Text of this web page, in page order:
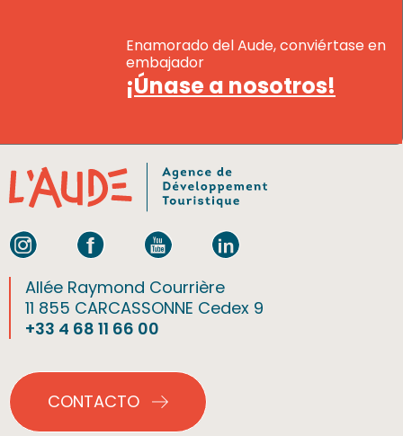
Enamorado del Aude, conviértase en
embajador
¡Únase a nosotros!
Allée Raymond Courrière
11 855 CARCASSONNE Cedex 9
+33 4 68 11 66 00
CONTACTO